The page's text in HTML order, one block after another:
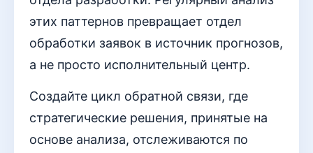
этих паттернов превращает отдел
обработки заявок в источник прогнозов,
а не просто исполнительный центр.
Создайте цикл обратной связи, где
стратегические решения, принятые на
основе анализа, отслеживаются по